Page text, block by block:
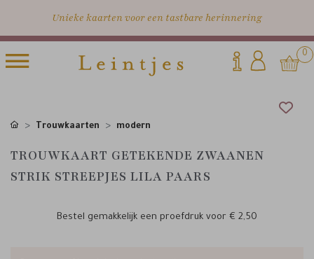
Unieke kaarten voor een tastbare herinnering
0
Trouwkaarten modern
TROUWKAART GETEKENDE ZWAANEN
STRIK STREEPJES LILA PAARS
Bestel gemakkelijk een proefdruk voor € 2,50